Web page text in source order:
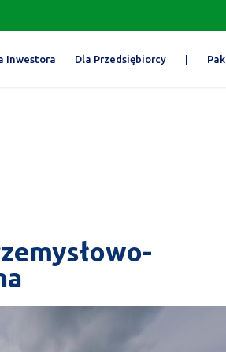
Inwestora Dla Przedsiębiorcy |